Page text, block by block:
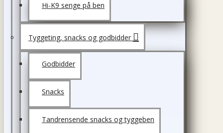
Hi-K9 senge på ben
Tyggeting, snacks og godbidder
Godbidder
Snacks
Tandrensende snacks og tyggeben